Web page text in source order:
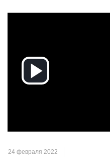
видео
24 февраля 2022